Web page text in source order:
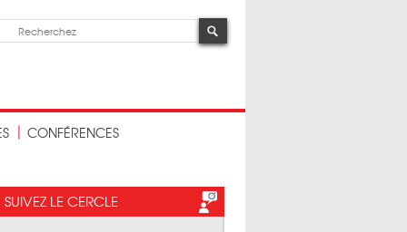
CONFÉRENCES
SUIVEZ LE CERCLE